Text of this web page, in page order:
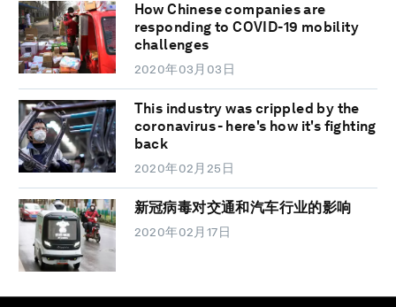
How Chinese companies are
responding to COVID-19 mobility
challenges
2020年03月03日
This industry was crippled by the
coronavirus - here's how it's fighting
back
2020年02月25日
新冠病毒对交通和汽车行业的影响
2020年02月17日